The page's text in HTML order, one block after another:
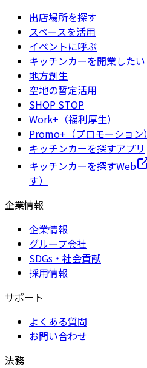
出店場所を探す
スペースを活用
イベントに呼ぶ
キッチンカーを開業したい
地方創生
空地の暫定活用
SHOP STOP
Work+（福利厚生）
Promo+（プロモーション）
キッチンカーを探すアプリ
キッチンカーを探すWeb
す）
企業情報
企業情報
グループ会社
SDGs・社会貢献
採用情報
サポート
よくある質問
お問い合わせ
法務